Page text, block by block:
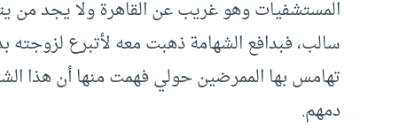
سالب، فبدافع الشهامة ذهبت معه لأتبرع
تهامس بها الممرضين حولي فهمت منها أن هذا
دمهم.